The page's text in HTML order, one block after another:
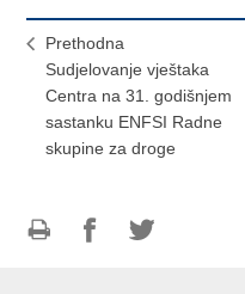
Prethodna
Sudjelovanje vještaka
Centra na 31. godišnjem
sastanku ENFSI Radne
skupine za droge